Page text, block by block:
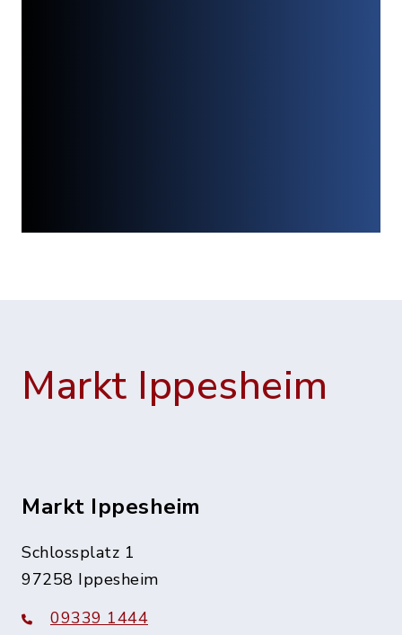
Markt Ippesheim
Markt Ippesheim
Schlossplatz 1
97258 Ippesheim
09339 1444